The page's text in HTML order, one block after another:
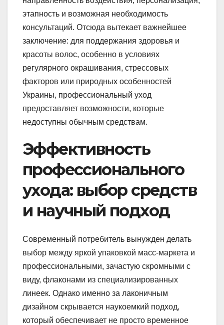
этапность и возможная необходимость
консультаций. Отсюда вытекает важнейшее
заключение: для поддержания здоровья и
красоты волос, особенно в условиях
регулярного окрашивания, стрессовых
факторов или природных особенностей
Украины, профессиональный уход
предоставляет возможности, которые
недоступны обычным средствам.
Эффективность
профессионального
ухода: выбор средств
и научный подход
Современный потребитель вынужден делать
выбор между яркой упаковкой масс-маркета и
профессиональными, зачастую скромными с
виду, флаконами из специализированных
линеек. Однако именно за лаконичным
дизайном скрывается наукоемкий подход,
который обеспечивает не просто временное